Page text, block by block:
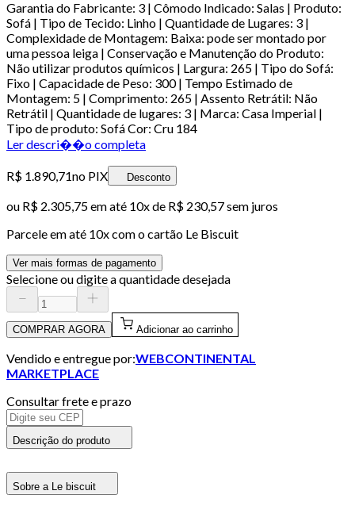
Garantia do Fabricante: 3 | Cômodo Indicado: Salas | Produto:
Sofá | Tipo de Tecido: Linho | Quantidade de Lugares: 3 |
Complexidade de Montagem: Baixa: pode ser montado por
uma pessoa leiga | Conservação e Manutenção do Produto:
Não utilizar produtos químicos | Largura: 265 | Tipo do Sofá:
Fixo | Capacidade de Peso: 300 | Tempo Estimado de
Montagem: 5 | Comprimento: 265 | Assento Retrátil: Não
Retrátil | Quantidade de lugares: 3 | Marca: Casa Imperial |
Tipo de produto: Sofá Cor: Cru 184
Ler descri��o completa
R$ 1.890,71no PIX Desconto
ou R$ 2.305,75em até 10x de R$ 230,57 sem juros
Parcele em até 10x com o cartão Le Biscuit
Ver mais formas de pagamento
Selecione ou digite a quantidade desejada
COMPRAR AGORA Adicionar ao carrinho
Vendido e entregue por:WEBCONTINENTAL
MARKETPLACE
Consultar frete e prazo
Descrição do produto
Sobre a Le biscuit